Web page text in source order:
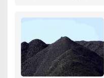
况。热成像仪搭配高炉炉内
红外热像监控系统，能够实
时监测炉顶料面的温度分
布。